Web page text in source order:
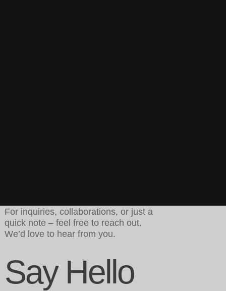
Say Hello
For inquiries, collaborations, or just a
quick note – feel free to reach out.
We’d love to hear from you.